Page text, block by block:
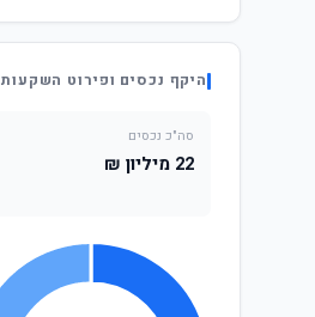
היקף נכסים ופירוט השקעות
סה"כ נכסים
22 מיליון ₪